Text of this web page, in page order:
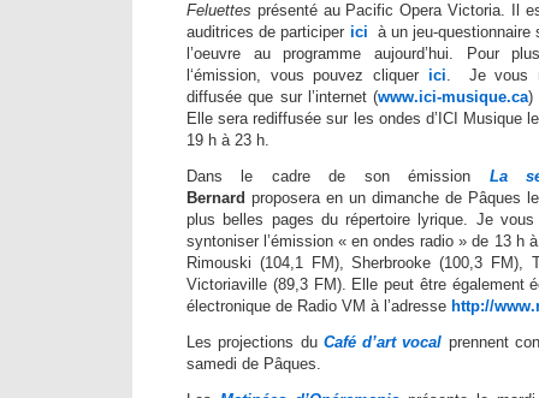
Feluettes présenté au Pacific Opera Victoria. Il
auditrices de participer ici à un jeu-questionnaire
l’oeuvre au programme aujourd’hui. Pour
l‘émission, vous pouvez cliquer ici. Je vous
diffusée que sur l’internet (www.ici-musique.ca)
Elle sera rediffusée sur les ondes d’ICI Musique
19 h à 23 h.
Dans le cadre de son émission La
Bernard proposera en un dimanche de Pâques
plus belles pages du répertoire lyrique. Je
syntoniser l’émission « en ondes radio » de 13 h
Rimouski (104,1 FM), Sherbrooke (100,3 FM),
Victoriaville (89,3 FM). Elle peut être également
électronique de Radio VM à l’adresse http://
Les projections du Café d’art vocal prennent
samedi de Pâques.